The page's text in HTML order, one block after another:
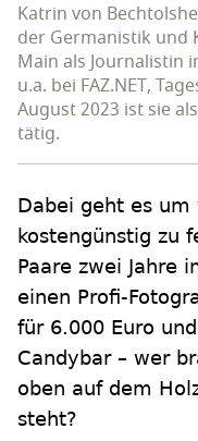
Katrin von
der Germanistik und
Main als Journalistin
u.a. bei FAZ.NET,
August 2023 ist sie
tätig.
Dabei geht es
kostengünstig zu
Paare zwei Jahre
einen Profi-
für 6.000 Euro
Candybar – wer
oben auf dem
steht?